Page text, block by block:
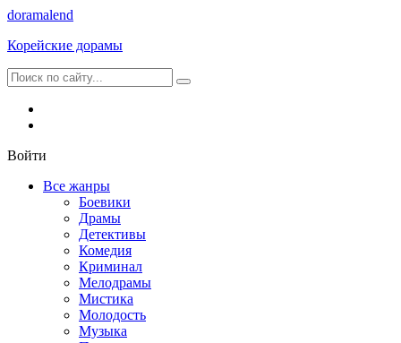
doramalend
Корейские дорамы
Войти
Все жанры
Боевики
Драмы
Детективы
Комедия
Криминал
Мелодрамы
Мистика
Молодость
Музыка